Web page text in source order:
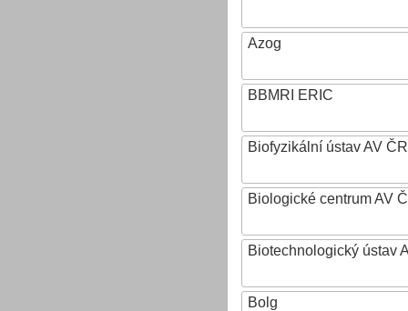
Azog
BBMRI ERIC
Biofyzikální ústav AV ČR
Biologické centrum AV
Biotechnologický ústav
Bolg